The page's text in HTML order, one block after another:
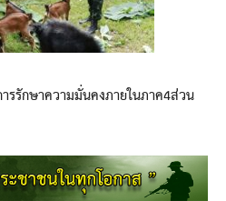
รรักษาความมั่นคงภายในภาค4ส่วน